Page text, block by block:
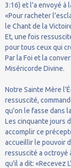
3:16) et l'a envoyé à
«Pour racheter
le Chant de la
Et, une fois
pour tous ceux qui
Par la Foi et la
Miséricorde Divine.
Notre Sainte Mère
ressuscité,
qu'on le fasse dans
Les cinquante jours
accomplir ce
accueillir le pouvoir
ressuscité a octroyé
qu'il a dit: «Recevez